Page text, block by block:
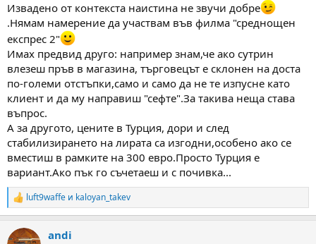
Извадено от контекста наистина не звучи добре
.Нямам намерение да участвам във филма "среднощен
експрес 2"
Имах предвид друго: например знам,че ако сутрин
влезеш пръв в магазина, търговецът е склонен на доста
по-големи отстъпки,само и само да не те изпусне като
клиент и да му направиш "сефте".За такива неща става
въпрос.
А за другото, цените в Турция, дори и след
стабилизирането на лирата са изгодни,особено ако се
вместиш в рамките на 300 евро.Просто Турция е
вариант.Ако пък го съчетаеш и с почивка...
R
e
c
luft9waffe и kaloyan_takev
andi